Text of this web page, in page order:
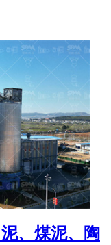
、煤泥、陶